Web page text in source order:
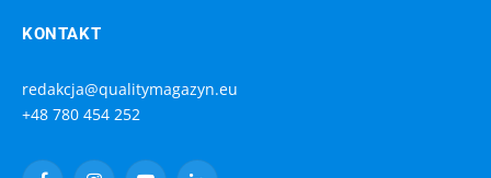
KONTAKT
redakcja@qualitymagazyn.eu
+48 780 454 252